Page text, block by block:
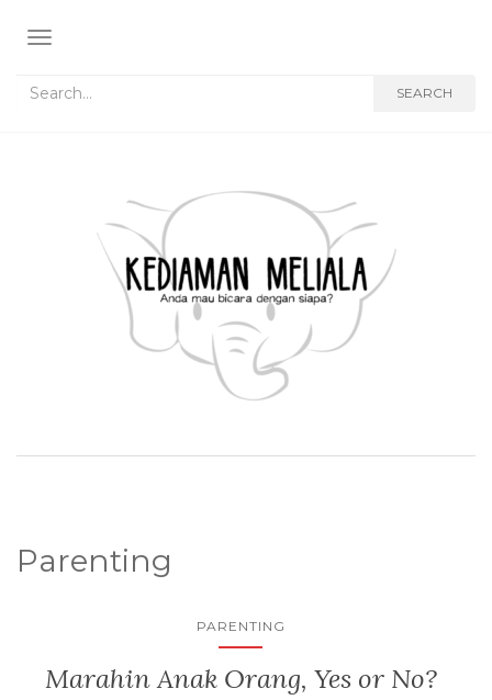
TOGGLE NAVIGATION
Search for: SEARCH
Parenting
PARENTING
Marahin Anak Orang, Yes or No?